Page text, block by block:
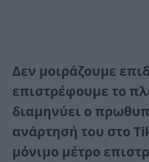
Δεν μοιράζουμε
επιστρέφουμε το
διαμηνύει ο
ανάρτησή του στο
μόνιμο μέτρο